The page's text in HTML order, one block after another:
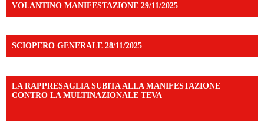
VOLANTINO MANIFESTAZIONE 29/11/2025
SCIOPERO GENERALE 28/11/2025
LA RAPPRESAGLIA SUBITA ALLA MANIFESTAZIONE
CONTRO LA MULTINAZIONALE TEVA